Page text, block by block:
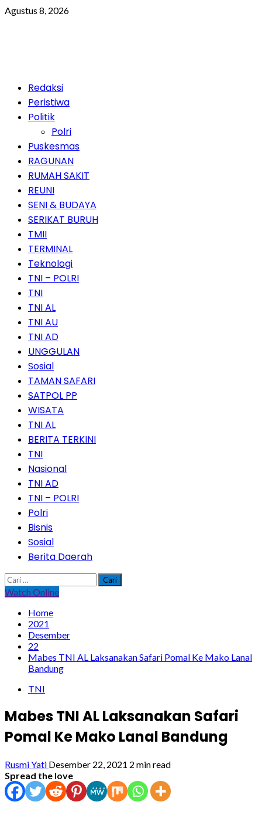
Skip
Agustus 8, 2026
PrimaryRedaksi
Peristiwa
Politik
Polri
Puskesmas
RAGUNAN
RUMAH SAKIT
REUNI
SENI & BUDAYA
SERIKAT BURUH
TMII
TERMINAL
Teknologi
TNI – POLRI
TNI
TNI AL
TNI AU
TNI AD
UNGGULAN
Sosial
TAMAN SAFARI
SATPOL PP
WISATA
TNI AL
BERITA TERKINI
TNI
Nasional
TNI AD
TNI – POLRI
Polri
Bisnis
Sosial
Berita Daerah
Cari
untuk:
Watch Online
Home
2021
Desember
22
Mabes TNI AL Laksanakan Safari Pomal Ke Mako Lanal
Bandung
TNI
Mabes TNI AL Laksanakan Safari
Pomal Ke Mako Lanal Bandung
Rusmi Yati Desember 22, 2021 2 min read
Spread the love